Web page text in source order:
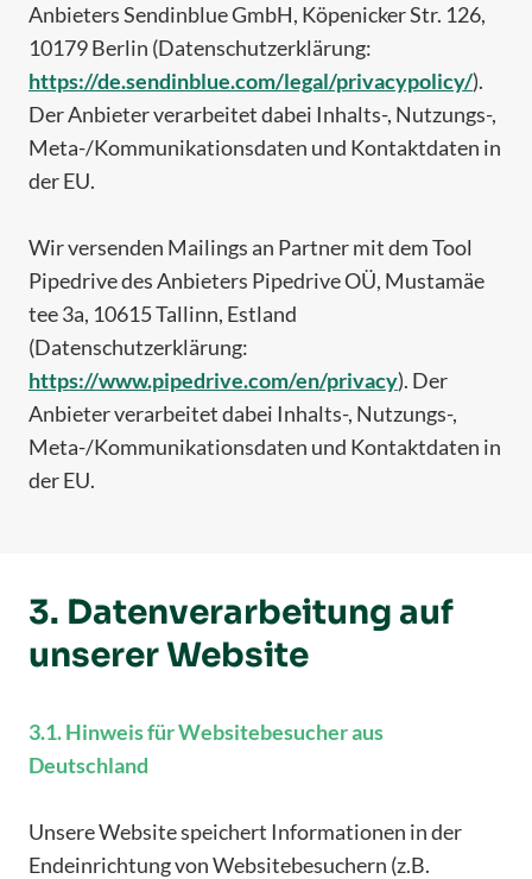
Anbieters Sendinblue GmbH, Köpenicker Str. 126,
10179 Berlin (Datenschutzerklärung:
https://de.sendinblue.com/legal/privacypolicy/).
Der Anbieter verarbeitet dabei Inhalts-, Nutzungs-,
Meta-/Kommunikationsdaten und Kontaktdaten in
der EU.
Wir versenden Mailings an Partner mit dem Tool
Pipedrive des Anbieters Pipedrive OÜ, Mustamäe
tee 3a, 10615 Tallinn, Estland
(Datenschutzerklärung:
https://www.pipedrive.com/en/privacy). Der
Anbieter verarbeitet dabei Inhalts-, Nutzungs-,
Meta-/Kommunikationsdaten und Kontaktdaten in
der EU.
3. Datenverarbeitung auf
unserer Website
3.1. Hinweis für Websitebesucher aus
Deutschland
Unsere Website speichert Informationen in der
Endeinrichtung von Websitebesuchern (z.B.